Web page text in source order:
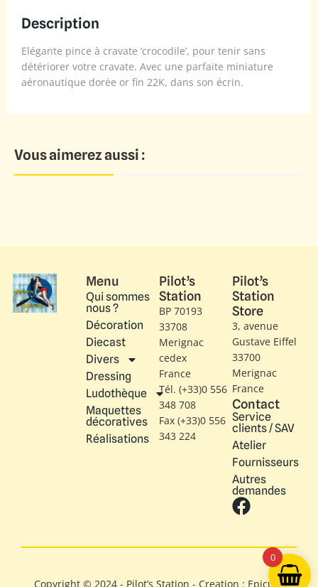
Description
Elégante pince à cravate ‘crocodile’, pour tenir sans
détériorer votre cravate. Avec une parfaite miniature
aéronautique dorée or fin 22K, dans son écrin.
Vous aimerez aussi :
Menu
Qui sommes
nous ?
Décoration
Diecast
Divers
Dressing
Ludothèque
Maquettes
décoratives
Réalisations
Pilot’s
Station
BP 70193
33708
Merignac
cedex
France
Tél. (+33)0 556
348 708
Fax (+33)0 556
343 224
Pilot’s
Station
Store
3, avenue
Gustave Eiffel​
33700
Merignac
France
Contact
Service
clients / SAV
Atelier
Fournisseurs
Autres
demandes
Copyright © 2024 - Pilot’s Station - Creation : Epicure
0